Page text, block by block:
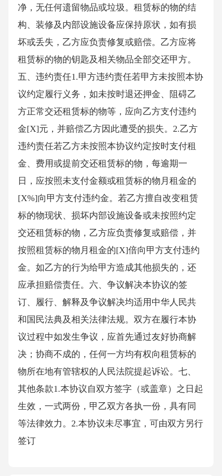
净，无任何遗留物品或垃圾。租赁标的物的结
构、装修及内部设施设备应保持原状，如有损
坏或丢失，乙方应负责修复或赔偿。乙方应将
租赁标的物的钥匙及相关物品全部交还甲方。
五、违约责任1.甲方违约责任若甲方未按照本协
议约定履行义务，如未按时退还押金、阻碍乙
方正常交还租赁标的物等，应向乙方支付违约
金[X]元，并赔偿乙方因此遭受的损失。2.乙方
违约责任若乙方未按照本协议约定按时支付租
金、费用或提前交还租赁标的物，每逾期一
日，应按照未支付金额或租赁标的物月租金的
[X%]向甲方支付违约金。若乙方擅自改变租赁
标的物现状、损坏内部设施设备或未按照约定
交还租赁标的物，乙方应负责修复或赔偿，并
按照租赁标的物月租金的[X]倍向甲方支付违约
金。如乙方的行为给甲方造成其他损失的，还
应承担赔偿责任。六、争议解决本协议的签
订、履行、解释及争议解决均适用中华人民共
和国民法典及相关法律法规。双方在履行本协
议过程中如发生争议，应首先通过友好协商解
决；协商不成的，任何一方均有权向租赁标的
物所在地有管辖权的人民法院提起诉讼。七、
其他条款1.本协议自双方签字（或盖章）之日起
生效，一式两份，甲乙双方各执一份，具有同
等法律效力。2.本协议未尽事宜，可由双方另行
签订